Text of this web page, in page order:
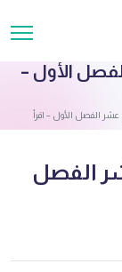
الأول –
الفصل الأول – اقرأ
الفصل